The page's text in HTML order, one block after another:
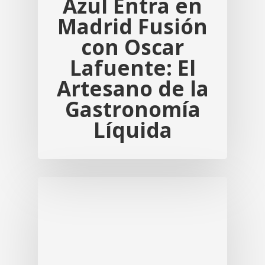
Madrid Fusión
con Oscar
Lafuente: El
Artesano de la
Gastronomía
Líquida